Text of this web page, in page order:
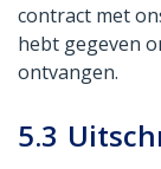
contract met
hebt gegeven
ontvangen.
5.3